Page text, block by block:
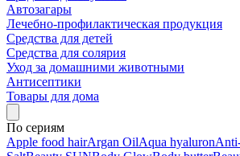
Автозагары
Лечебно-профилактическая продукция
Средства для детей
Средства для солярия
Уход за домашними животными
Антисептики
Товары для дома
По сериям
Apple food hairArgan OilAqua hyaluron